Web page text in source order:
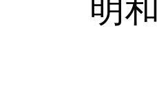
明